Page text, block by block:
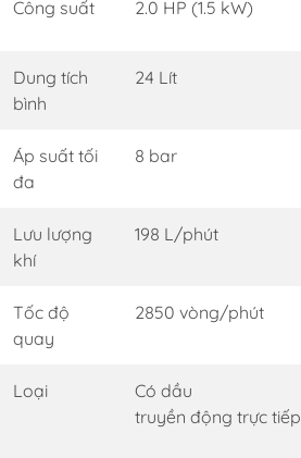
Công suất 2.0 HP (1.5 kW)
Dung tích
bình
24 Lít
Áp suất tối
đa
8 bar
Lưu lượng
khí
198 L/phút
Tốc độ
quay
2850 vòng/phút
Loại
Có dầu
truyền động trực tiếp